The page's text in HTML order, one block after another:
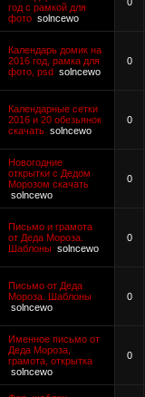
год с рамкой для
фото solncewo
Календарь домик на
2016 год, рамка для
фото, psd solncewo
0
Календарные сетки
2016 и 20 обезьянок
скачать solncewo
0
Новогодние
открытки с Дедом
Морозом скачать
solncewo
0
Письмо и грамота
от Деда Мороза.
Шаблоны solncewo
0
Письмо от Деда
Мороза. Шаблоны
solncewo
0
Именное письмо от
Деда Мороза,
грамота, открытка
solncewo
0